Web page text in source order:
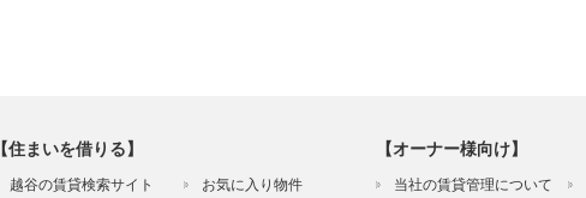
【住まいを借りる】
越谷の賃貸検索サイト
お気に入り物件
【オーナー様向け】
当社の賃貸管理について